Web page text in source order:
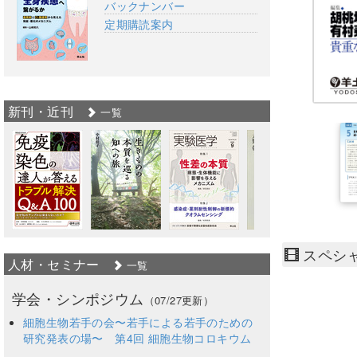
スペシ
バックナンバー
定期購読案内
新刊・近刊 一覧
人材・セミナー 一覧
学会・シンポジウム （07/27更新）
細胞生物若手の会〜若手による若手のための
研究発表の場〜 第4回 細胞生物コロキウム